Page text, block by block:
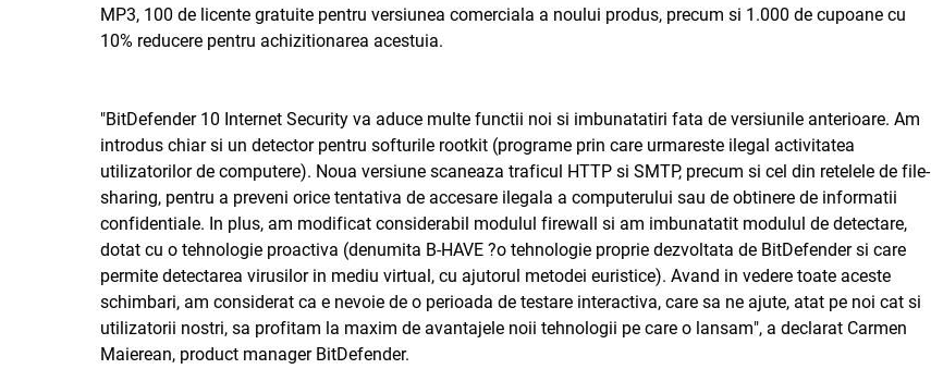
MP3, 100 de licente gratuite pentru versiunea comerciala a noului produs, precum si 1.000 de cupoane cu
10% reducere pentru achizitionarea acestuia.
"BitDefender 10 Internet Security va aduce multe functii noi si imbunatatiri fata de versiunile anterioare. Am
introdus chiar si un detector pentru softurile rootkit (programe prin care urmareste ilegal activitatea
utilizatorilor de computere). Noua versiune scaneaza traficul HTTP si SMTP, precum si cel din retelele de file-
sharing, pentru a preveni orice tentativa de accesare ilegala a computerului sau de obtinere de informatii
confidentiale. In plus, am modificat considerabil modulul firewall si am imbunatatit modulul de detectare,
dotat cu o tehnologie proactiva (denumita B-HAVE ?o tehnologie proprie dezvoltata de BitDefender si care
permite detectarea virusilor in mediu virtual, cu ajutorul metodei euristice). Avand in vedere toate aceste
schimbari, am considerat ca e nevoie de o perioada de testare interactiva, care sa ne ajute, atat pe noi cat si
utilizatorii nostri, sa profitam la maxim de avantajele noii tehnologii pe care o lansam", a declarat Carmen
Maierean, product manager BitDefender.